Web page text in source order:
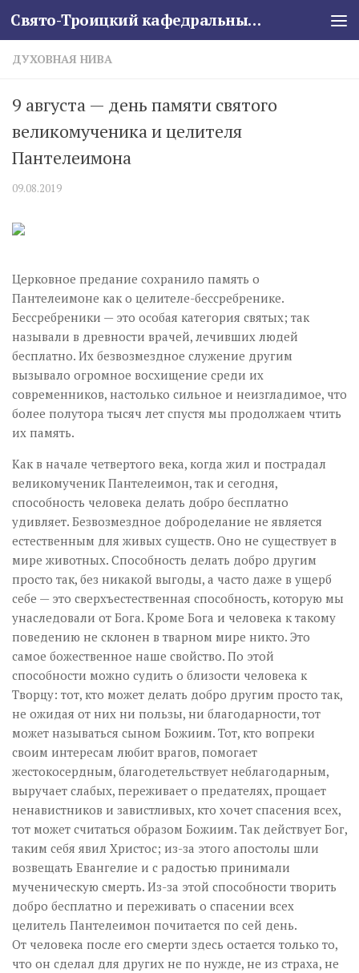
Skip to content Свято-Троицкий кафедральный собор
ДУХОВНАЯ НИВА
9 августа — день памяти святого
великомученика и целителя
Пантелеимона
09.08.2019
Церковное предание сохранило память о
Пантелеимоне как о целителе-бессребренике.
Бессребреники — это особая категория святых; так
называли в древности врачей, лечивших людей
бесплатно. Их безвозмездное служение другим
вызывало огромное восхищение среди их
современников, настолько сильное и неизгладимое, что
более полутора тысяч лет спустя мы продолжаем чтить
их память.
Как в начале четвертого века, когда жил и пострадал
великомученик Пантелеимон, так и сегодня,
способность человека делать добро бесплатно
удивляет. Безвозмездное доброделание не является
естественным для живых существ. Оно не существует в
мире животных. Способность делать добро другим
просто так, без никакой выгоды, а часто даже в ущерб
себе — это сверхъестественная способность, которую мы
унаследовали от Бога. Кроме Бога и человека к такому
поведению не склонен в тварном мире никто. Это
самое божественное наше свойство. По этой
способности можно судить о близости человека к
Творцу: тот, кто может делать добро другим просто так,
не ожидая от них ни пользы, ни благодарности, тот
может называться сыном Божиим. Тот, кто вопреки
своим интересам любит врагов, помогает
жестокосердным, благодетельствует неблагодарным,
выручает слабых, переживает о предателях, прощает
ненавистников и завистливых, кто хочет спасения всех,
тот может считаться образом Божиим. Так действует Бог,
таким себя явил Христос; из-за этого апостолы шли
возвещать Евангелие и с радостью принимали
мученическую смерть. Из-за этой способности творить
добро бесплатно и переживать о спасении всех
целитель Пантелеимон почитается по сей день.
От человека после его смерти здесь остается только то,
что он сделал для других не по нужде, не из страха, не